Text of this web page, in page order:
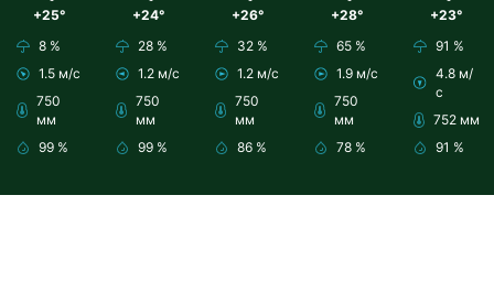
+25°
8 %
1.5 м/с
750
мм
99 %
+24°
28 %
1.2 м/с
750
мм
99 %
+26°
32 %
1.2 м/с
750
мм
86 %
+28°
65 %
1.9 м/с
750
мм
78 %
+23°
91 %
4.8 м/
с
752 мм
91 %